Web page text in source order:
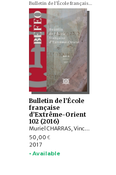
Bulletin de l'École française d'Extrême-Orient (BEFEO)
Bulletin de l’École
française
d’Extrême-Orient
102 (2016)
Muriel CHARRAS, Vincent TOURNIER, Roderich PTAK, Arlo GRIFFITHS, Jiří JÁKL, Hugo DAVID, Annabel Teh GALLOP, Amandine LEPOUTRE, Chiara BOCCI, Stefan BAUMS, Ingo STRAUCH, Kei KATAOKA, Mattia SALVINI, Péter-Dániel SZÁNTÓ, Andrea ACRI
50,00 €
2017
• Available